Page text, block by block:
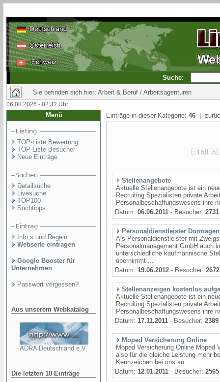
Suche:
Sie befinden sich hier: Arbeit & Beruf / Arbeitsagenturen
06.08.2026 - 02:32 Uhr
Menü
TOP-Liste Bewertung
TOP-Liste Besucher
Neue Einträge
Detailsuche
Livesuche
TOP100
Suchtipps
Info,s und Regeln
Webseite eintragen
Google Booster für
Unternehmen
Passwort vergessen?
Aus unserem Webkatalog
ADRA Deutschland e.V.
Die letzten 10 Einträge
Einträge in dieser Kategorie: 46 |
Stellenangebote
Aktuelle Stellenangebote ist ein
Recruiting Spezialisten private
Personalbeschaffungswesens ihre
Datum: 06.06.2011 - Besucher: 2731
Personaldienstleister Dormagen
Als Personaldienstleister mit
Personalmanagement GmbH auch
unterschiedliche kaufmännische
übernimmt ...
Datum: 19.06.2012 - Besucher: 2672
Stellenanzeigen kostenlos
Aktuelle Stellenangebote ist ein
Recruiting Spezialisten private
Personalbeschaffungswesens ihre
Datum: 17.11.2011 - Besucher: 2389
Moped Versicherung Online
Moped Versicherung Online Moped
also für die gleiche Leistung mehr
Kennzeichen bei uns an.
Datum: 12.01.2011 - Besucher: 2565